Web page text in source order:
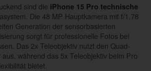
sind die iPhone 15 Pro technische
Die 48 MP Hauptkamera mit f/1.78
Generation der sensorbasierten
sorgt für professionelle Fotos bei
Das 2x Teleobjektiv nutzt den Quad-
während das 5x Teleobjektiv beim Pro
bietet.